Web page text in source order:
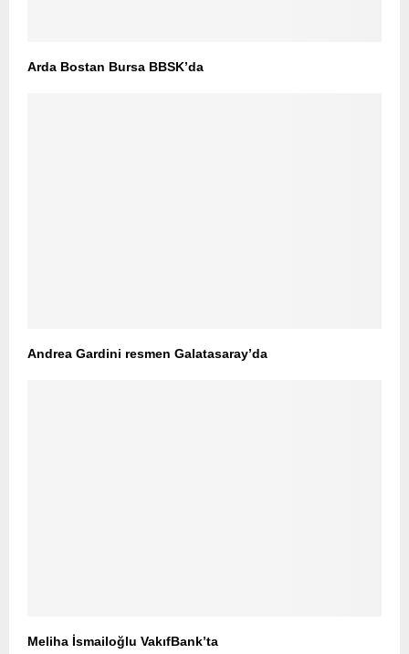
Arda Bostan Bursa BBSK’da
Andrea Gardini resmen Galatasaray’da
Meliha İsmailoğlu VakıfBank’ta